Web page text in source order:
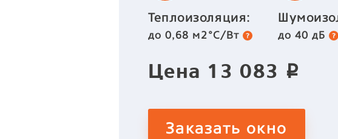
Теплоизоляция:
до 0,68 м2°C/Вт до 40 дБ
Цена 13 083 p
Заказать окно